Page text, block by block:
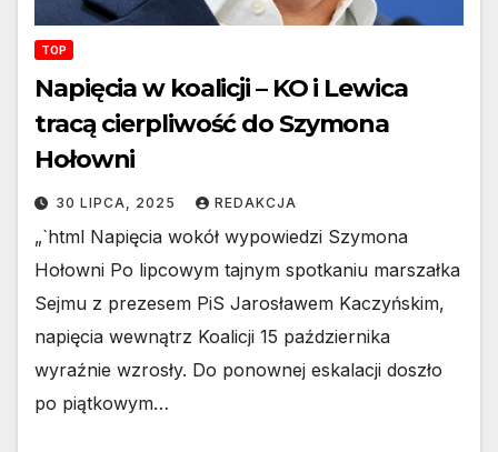
TOP
Napięcia w koalicji – KO i Lewica
tracą cierpliwość do Szymona
Hołowni
30 LIPCA, 2025 REDAKCJA
„`html Napięcia wokół wypowiedzi Szymona
Hołowni Po lipcowym tajnym spotkaniu marszałka
Sejmu z prezesem PiS Jarosławem Kaczyńskim,
napięcia wewnątrz Koalicji 15 października
wyraźnie wzrosły. Do ponownej eskalacji doszło
po piątkowym…